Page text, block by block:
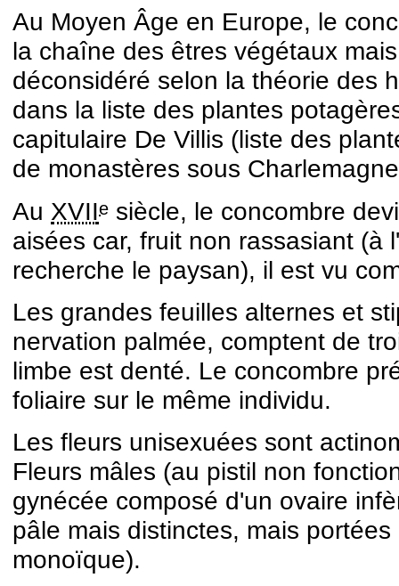
Au Moyen Âge en Europe, le
la chaîne des êtres végétaux
déconsidéré selon la théorie des
dans la liste des plantes
capitulaire De Villis (liste des
de monastères sous
Au XVIIe siècle, le concombre
aisées car, fruit non rassasiant (à
recherche le paysan), il est vu
Les grandes feuilles alternes et
nervation palmée, comptent de
limbe est denté. Le concombre
foliaire sur le même individu.
Les fleurs unisexuées sont
Fleurs mâles (au pistil non
gynécée composé d'un ovaire
pâle mais distinctes, mais
monoïque).